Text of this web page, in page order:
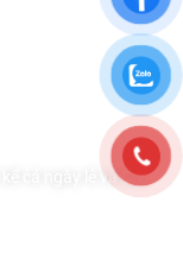
cả ngày lễ và CN.